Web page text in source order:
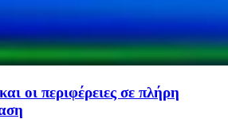
οι περιφέρειες σε πλήρη